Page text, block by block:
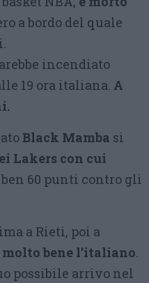
a bordo del quale
incendiato
19 ora italiana. A
Black Mamba si
Lakers con cui
ben 60 punti contro gli
a Rieti, poi a
molto bene l’italiano.
possibile arrivo nel